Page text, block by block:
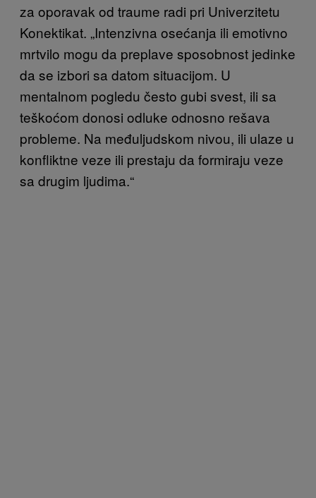
za oporavak od traume radi pri Univerzitetu
Konektikat. „Intenzivna osećanja ili emotivno
mrtvilo mogu da preplave sposobnost jedinke
da se izbori sa datom situacijom. U
mentalnom pogledu često gubi svest, ili sa
teškoćom donosi odluke odnosno rešava
probleme. Na međuljudskom nivou, ili ulaze u
konfliktne veze ili prestaju da formiraju veze
sa drugim ljudima.“